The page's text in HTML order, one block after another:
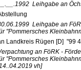
__.__.1992 Leihgabe an
Leihgabe an
"Pommersches
Landkreis Rügen [D] "99
an FöRK -
"Pommersches
vh]